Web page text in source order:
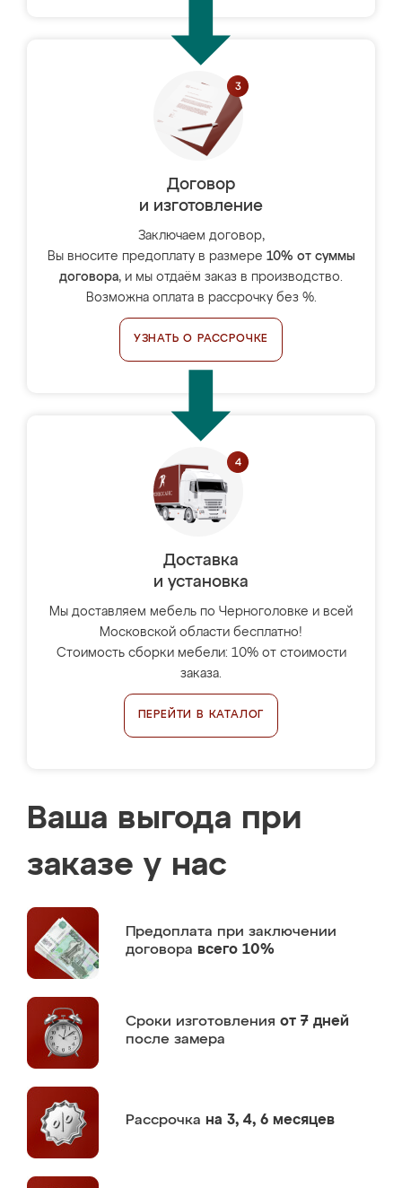
Договор
и изготовление
Заключаем договор,
Вы вносите предоплату в размере 10% от суммы
договора, и мы отдаём заказ в производство.
Возможна оплата в рассрочку без %.
УЗНАТЬ О РАССРОЧКЕ
Доставка
и установка
Мы доставляем мебель по Черноголовке и всей
Московской области бесплатно!
Стоимость сборки мебели: 10% от стоимости
заказа.
ПЕРЕЙТИ В КАТАЛОГ
Ваша выгода при
заказе у нас
Предоплата при заключении
договора всего 10%
Сроки изготовления от 7 дней
после замера
Рассрочка на 3, 4, 6 месяцев